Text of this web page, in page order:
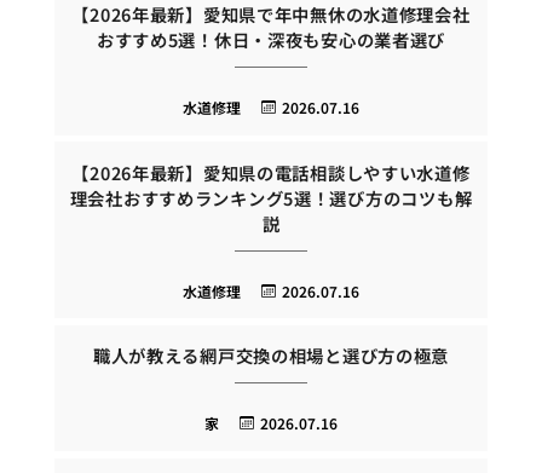
【2026年最新】愛知県で年中無休の水道修理会社
おすすめ5選！休日・深夜も安心の業者選び
2026.07.16
水道修理
【2026年最新】愛知県の電話相談しやすい水道修
理会社おすすめランキング5選！選び方のコツも解
説
2026.07.16
水道修理
職人が教える網戸交換の相場と選び方の極意
2026.07.16
家